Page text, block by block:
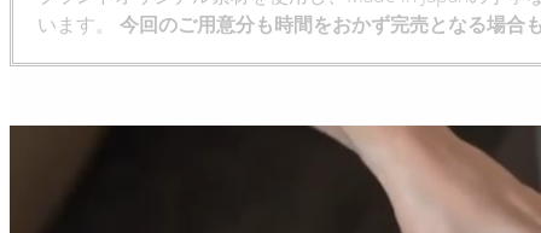
います。 今回のご用意分も時間をおかず完売となる場合